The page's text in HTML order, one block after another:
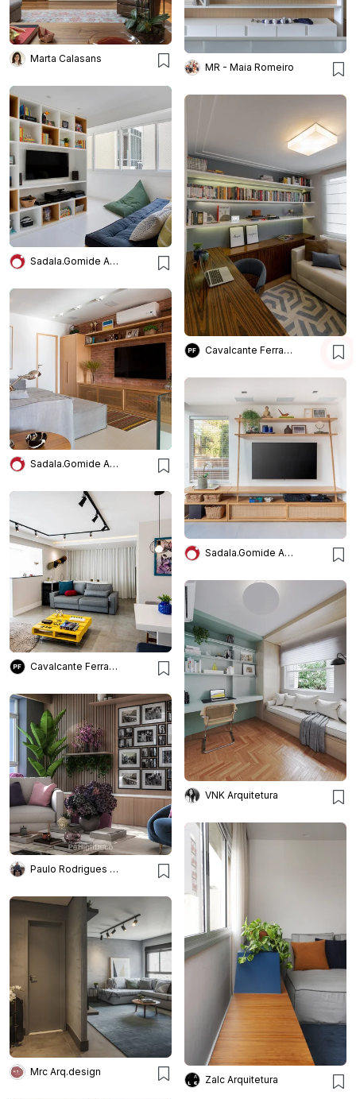
Marta Calasans
MR - Maia Romeiro
Sadala.Gomide Arquitetura
Cavalcante Ferraz Arquitetura + Design
Sadala.Gomide Arquitetura
Sadala.Gomide Arquitetura
Cavalcante Ferraz Arquitetura + Design
VNK Arquitetura
Paulo Rodrigues | Pê High Decô
Zalc Arquitetura
Mrc Arq.design